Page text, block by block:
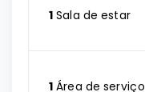
1 Sala de estar
1 Área de serviço